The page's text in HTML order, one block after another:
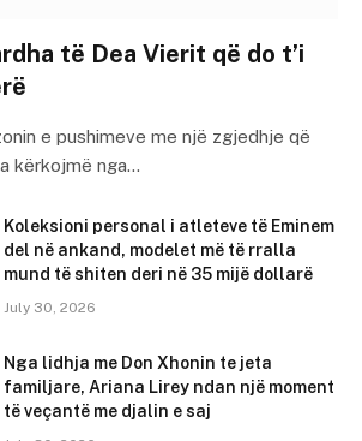
të Dea Vierit që do t’i
e pushimeve me një zgjedhje që
kërkojmë nga…
Koleksioni personal i atleteve të Eminem
del në ankand, modelet më të rralla
mund të shiten deri në 35 mijë dollarë
July 30, 2026
Nga lidhja me Don Xhonin te jeta
familjare, Ariana Lirey ndan një moment
të veçantë me djalin e saj